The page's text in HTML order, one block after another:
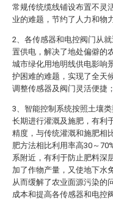
常规传统缆线铺设布置不灵
业的难题，节约了人力和物
2、各传感器和电控阀门从
置供电，解决了地处偏僻的
城市绿化用地明线供电影响
护困难的难题，实现了全天
调整传感器及阀门灵活便捷；
3、智能控制系统按照土壤
长期进行灌溉及施肥，有利
精度，与传统灌溉和施肥相
肥方法相比利用率高30～
系附近，有利于防止肥料深
加了作物产量，又使地下水
从而缓解了农业面源污染的
成本和提高各传感器和电控